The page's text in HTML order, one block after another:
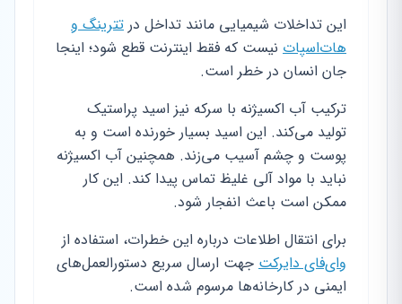
این تداخلات شیمیایی مانند تداخل در تترینگ و
هات‌اسپات نیست که فقط اینترنت قطع شود؛ اینجا
جان انسان در خطر است.
ترکیب آب اکسیژنه با سرکه نیز اسید پراستیک
تولید می‌کند. این اسید بسیار خورنده است و به
پوست و چشم آسیب می‌زند. همچنین آب اکسیژنه
نباید با مواد آلی غلیظ تماس پیدا کند. این کار
ممکن است باعث انفجار شود.
برای انتقال اطلاعات درباره این خطرات، استفاده از
وای‌فای دایرکت جهت ارسال سریع دستورالعمل‌های
ایمنی در کارخانه‌ها مرسوم شده است.